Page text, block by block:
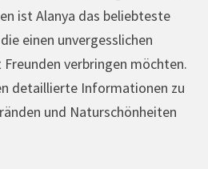
ist Alanya das beliebteste
einen unvergesslichen
verbringen möchten.
detaillierte Informationen zu
und Naturschönheiten